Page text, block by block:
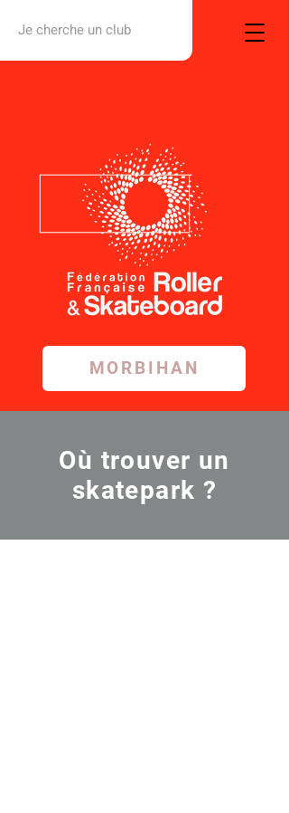
Je cherche un club
MORBIHAN
Où trouver un
skatepark ?